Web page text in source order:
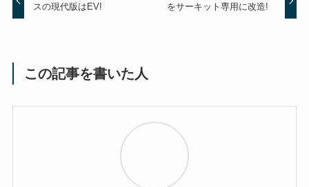
スの現代版はEV!
をサーキット専用に改造!
この記事を書いた人